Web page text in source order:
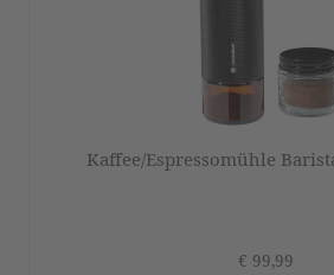
Kaffee/Espressomühle
€ 99,99